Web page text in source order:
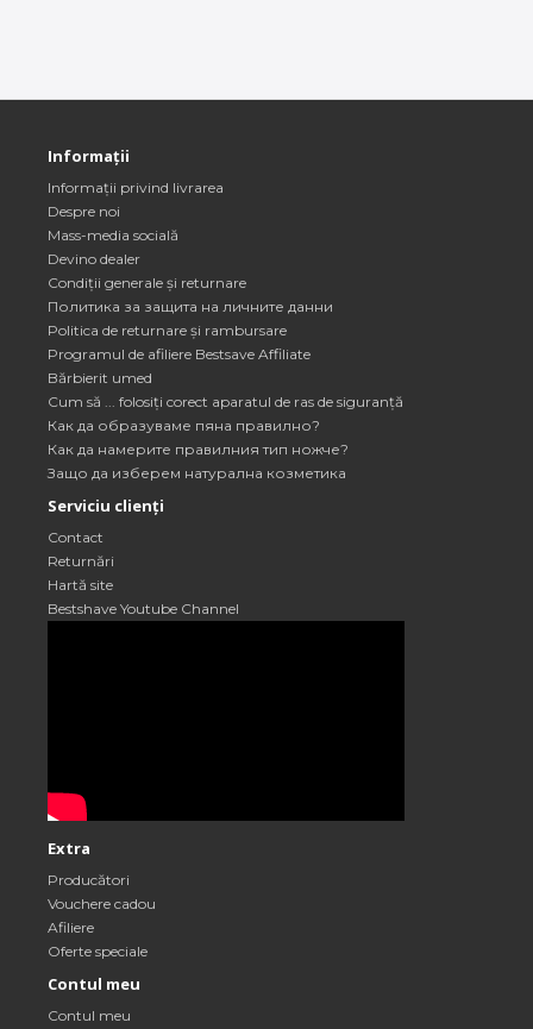
Informații
Informații privind livrarea
Despre noi
Mass-media socială
Devino dealer
Condiții generale și returnare
Политика за защита на личните данни
Politica de returnare și rambursare
Programul de afiliere Bestsave Affiliate
Bărbierit umed
Cum să ... folosiți corect aparatul de ras de siguranță
Как да образуваме пяна правилно?
Как да намерите правилния тип ножче?
Защо да изберем натурална козметика
Serviciu clienți
Contact
Returnări
Hartă site
Bestshave Youtube Channel
Extra
Producători
Vouchere cadou
Afiliere
Oferte speciale
Contul meu
Contul meu